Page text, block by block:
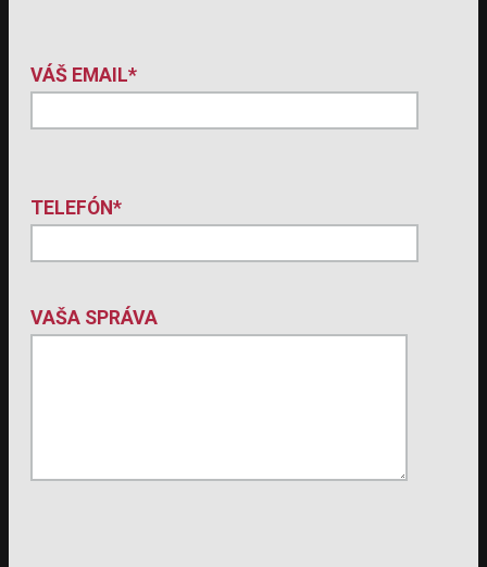
VÁŠ EMAIL*
TELEFÓN*
VAŠA SPRÁVA